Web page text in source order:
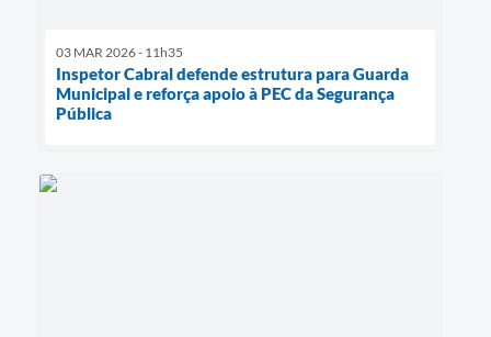
03 MAR 2026 - 11h35
Inspetor Cabral defende estrutura para Guarda
Municipal e reforça apoio à PEC da Segurança
Pública